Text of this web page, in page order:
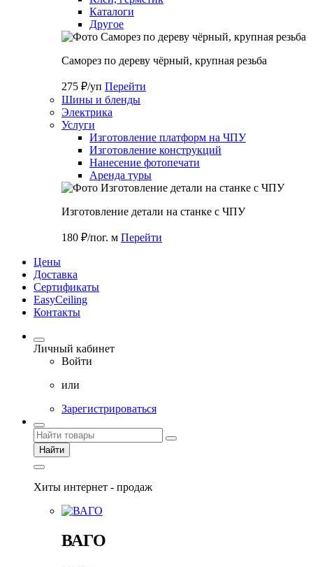
Каталоги
Другое
Саморез по дереву чёрный, крупная резьба
275 ₽/уп Перейти
Шины и бленды
Электрика
Услуги
Изготовление платформ на ЧПУ
Изготовление конструкций
Нанесение фотопечати
Аренда туры
Изготовление детали на станке с ЧПУ
180 ₽/пог. м Перейти
Цены
Доставка
Cертификаты
EasyCeiling
Контакты
Личный кабинет
Войти
или
Зарегистрироваться
Найти
Хиты интернет - продаж
ВАГО